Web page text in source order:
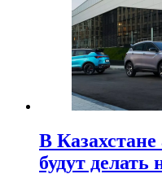
В
будут делать